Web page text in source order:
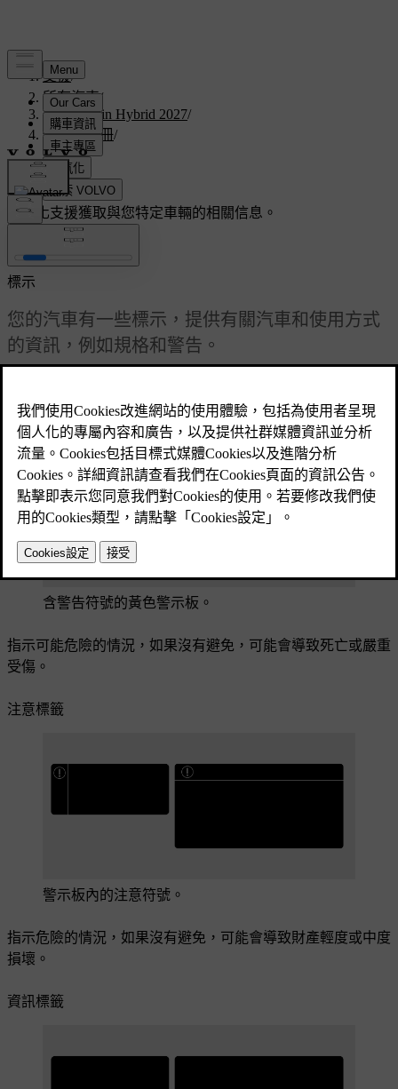
支援/
所有汽車/
V60 Plug-in Hybrid 2027/
使用者手冊/
規格/
標示
客製化支援獲取與您特定車輛的相關信息。
標示
您的汽車有一些標示，提供有關汽車和使用方式
的資訊，例如規格和警告。
警告標籤
含警告符號的黃色警示板。
指示可能危險的情況，如果沒有避免，可能會導致死亡或嚴重
受傷。
注意標籤
警示板內的注意符號。
指示危險的情況，如果沒有避免，可能會導致財產輕度或中度
損壞。
資訊標籤